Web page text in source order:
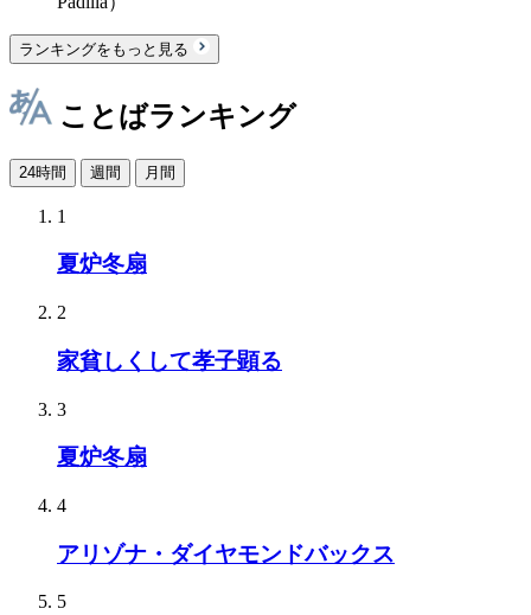
ランキングをもっと見る
ことばランキング
24時間 週間 月間
1
夏炉冬扇
2
家貧しくして孝子顕る
3
夏炉冬扇
4
アリゾナ・ダイヤモンドバックス
5